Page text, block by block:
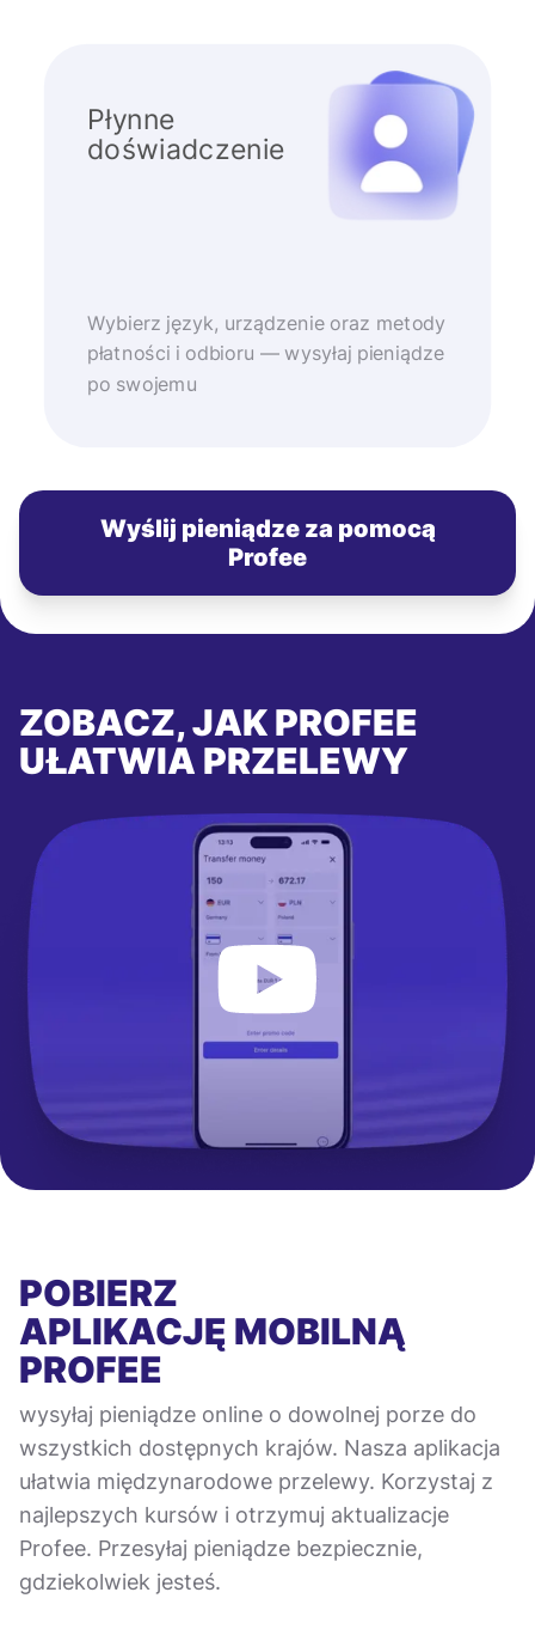
Płynne
doświadczenie
Wybierz język, urządzenie oraz metody
płatności i odbioru — wysyłaj pieniądze
po swojemu
Wyślij pieniądze za pomocą
Profee
ZOBACZ, JAK PROFEE
UŁATWIA PRZELEWY
POBIERZ
APLIKACJĘ MOBILNĄ
PROFEE
wysyłaj pieniądze online o dowolnej porze do
wszystkich dostępnych krajów. Nasza aplikacja
ułatwia międzynarodowe przelewy. Korzystaj z
najlepszych kursów i otrzymuj aktualizacje
Profee. Przesyłaj pieniądze bezpiecznie,
gdziekolwiek jesteś.